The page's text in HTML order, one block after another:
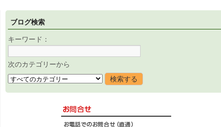
ブログ検索
キーワード：
次のカテゴリーから